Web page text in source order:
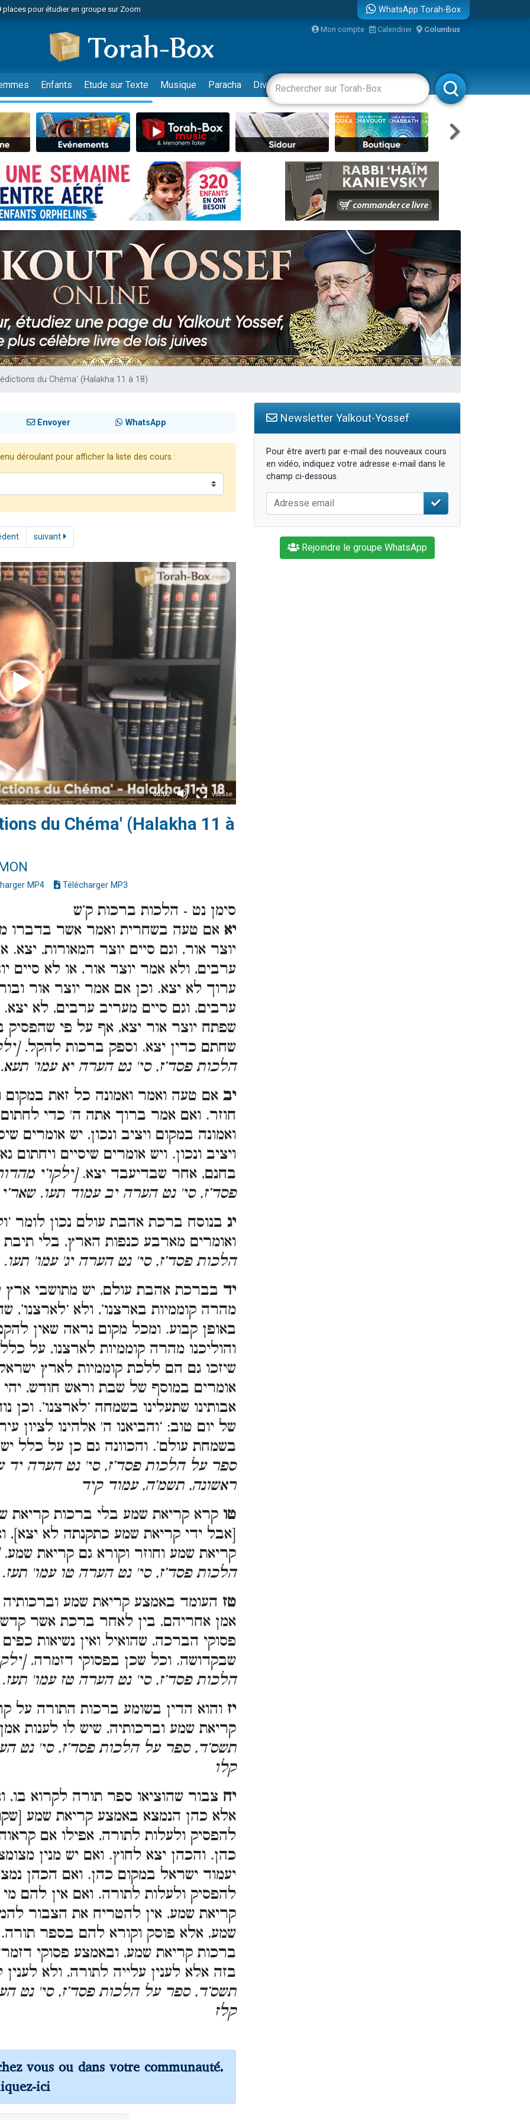
places pour étudier en groupe sur Zoom
de nous rejoindre sur WhatsApp
de nous rejoindre sur WhatsApp
viennent de faire un don pour Reloger Rivka, 6 enfants, victime de violences...
viennent de faire un don pour 1 Journée de Vacances Pour les Enfants
de demander une bénédiction
de nous rejoindre sur WhatsApp
places pour étudier en groupe sur Zoom
son Maasser
de nous rejoindre sur WhatsApp
de nous rejoindre sur WhatsApp
donner son Maasser
viennent de faire un don pour 5 jours de vacances aux Orphelins
de nous rejoindre sur WhatsApp
viennent de demander une bénédiction
viennent de faire un don pour Sauvez la jambe de Yohan
places pour étudier en groupe sur Zoom
musiques dans Torah-Box Music
viennent de demander une bénédiction
WhatsApp Torah-Box
Mon compte Calendrier Columbus
Enfants Etude sur Texte Musique Paracha Divertissements Livres Rabbanim
du Chéma' (Halakha 11 à 18)
Envoyer WhatsApp
déroulant pour afficher la liste des cours :
suivant
du Chéma' (Halakha 11 à
MP4 Télécharger MP3
סימן נט - הלכות ברכות ק’ש
יא אם טעה בשחרית ואמר אשר בדברו
יוצר אור, וגם סיים יוצר המאורות,
ערבים, ולא אמר יוצר אור, או לא סיים
ערוך לא יצא. וכן אם אמר יוצר אור
ערבים, וגם סיים מעריב ערבים, לא
שפתח יוצר אור יצא, אף על פי שהפסיק
שחתם כדין יצא. וספק ברכות להקל.
הלכות פסד’ז, סי' נט הערה יא עמו'
יב אם טעה ואמר ואמונה כל זאת במקום
חוזר. ואם אמר ברוך אתה ה' כדי
ואמונה במקום ויציב ונכון, יש אומרים
ויציב ונכון. ויש אומרים שיסיים
בחנם, אחר שבדיעבד יצא.[ילקו’י
פסד’ז, סי' נט הערה יב עמוד תעו.
יג בנוסח ברכת אהבת עולם נכון לומר
ואומרים מארבע כנפות הארץ, בלי
הלכות פסד’ז, סי' נט הערה יג' עמו'
יד בברכת אהבת עולם, יש מתושבי ארץ
מהרה קוממיות בארצנו’, ולא
באופן קבוע. ומכל מקום נראה שאין
והוליכנו מהרה קוממיות לארצנו, על
שיזכו גם הם ללכת קוממיות לארץ
אומרים במוסף של שבת וראש חודש, יהי
אבותינו שתעלינו בשמחה ‘לארצנו’. וכן
של יום טוב: ‘והביאנו ה' אלהינו לציון
בשמחת עולם’. והכוונה גם כן על כלל
ספר על הלכות פסד’ז, סי' נט הערה יד
ראשונה, תשמ’ה, עמוד קיד
טו קרא קריאת שמע בלי ברכות קריאת
[אבל ידי קריאת שמע כתקנתה לא יצא],
קריאת שמע וחוזר וקורא גם קריאת שמע.
הלכות פסד’ז, סי' נט הערה טו עמו'
טז העומד באמצע קריאת שמע
אמן אחריהם, בין לאחר ברכת אשר
פסוקי הברכה, שהואיל ואין נשיאות
שבקדושה. וכל שכן בפסוקי דזמרה.
הלכות פסד’ז, סי' נט הערה טז עמו'
יז והוא הדין בשומע ברכות התורה על
קריאת שמע וברכותיה, שיש לו לענות
תשס’ד, ספר על הלכות פסד’ז, סי' נט
קלו
יח צבור שהוציאו ספר תורה לקרוא
אלא כהן הנמצא באמצע קריאת שמע
להפסיק ולעלות לתורה, אפילו אם
כהן. והכהן יצא לחוץ. ואם יש מנין
יעמוד ישראל במקום כהן. ואם הכהן
להפסיק ולעלות לתורה. ואם אין להם
קריאת שמע, אין להטריח את הצבור
שמע, אלא פוסק וקורא להם בספר
ברכות קריאת שמע, ובאמצע פסוקי
בזה אלא לענין עלייה לתורה, ולא
תשס’ד, ספר על הלכות פסד’ז, סי' נט
קלז
vous ou dans votre communauté,
ici
Newsletter Yalkout-Yossef
Pour être averti par e-mail des nouveaux cours
en vidéo, indiquez votre adresse e-mail dans le
champ ci-dessous.
Rejoindre le groupe WhatsApp